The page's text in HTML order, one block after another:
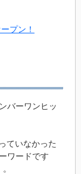
プン！
バーワンヒッ
ていなかった
ワードです